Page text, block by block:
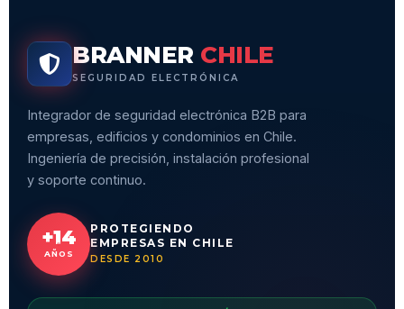
BRANNER CHILE
SEGURIDAD ELECTRÓNICA
Integrador de seguridad electrónica B2B para
empresas, edificios y condominios en Chile.
Ingeniería de precisión, instalación profesional
y soporte continuo.
+14
AÑOS
PROTEGIENDO
EMPRESAS EN CHILE
DESDE 2010